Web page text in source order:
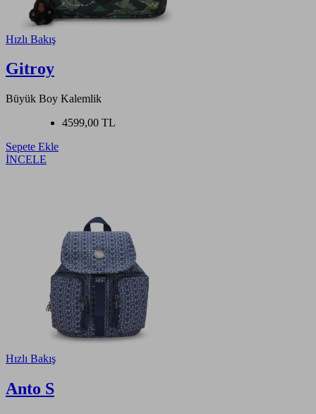
Hızlı Bakış
Gitroy
Büyük Boy Kalemlik
4599,00 TL
Sepete Ekle
İNCELE
Hızlı Bakış
Anto S